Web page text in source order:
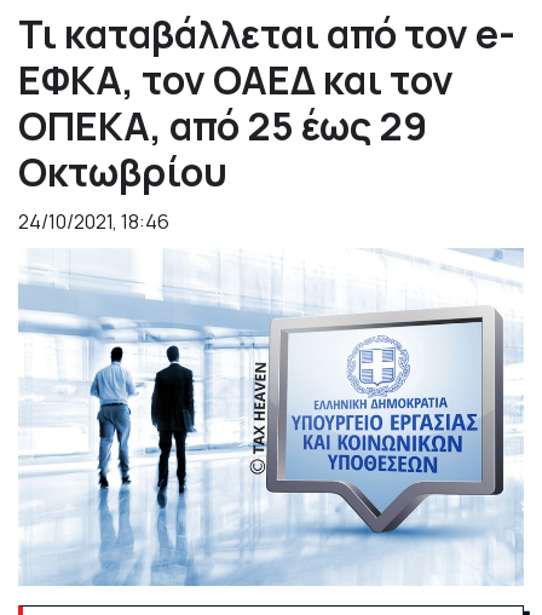
Τι καταβάλλεται από τον e-
ΕΦΚΑ, τον ΟΑΕΔ και τον
ΟΠΕΚΑ, από 25 έως 29
Οκτωβρίου
24/10/2021, 18:46